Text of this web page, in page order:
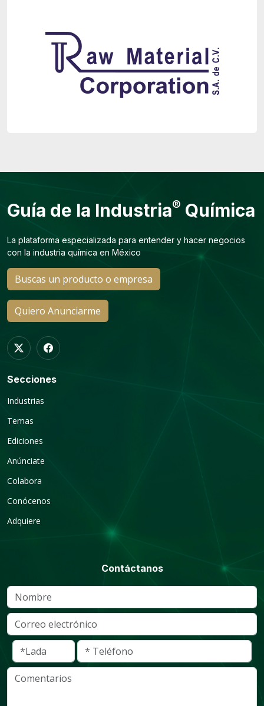
Guía de la Industria® Química
La plataforma especializada para entender y hacer negocios
con la industria química en México
Buscas un producto o empresa
Quiero Anunciarme
Secciones
Industrias
Temas
Ediciones
Anúnciate
Colabora
Conócenos
Adquiere
Contáctanos